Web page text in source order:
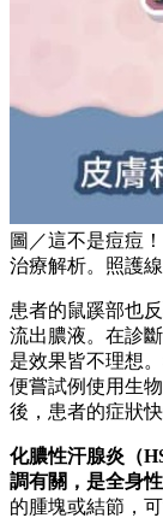
圖／這不是痘痘
治療解析。照護
患者的鼠蹊部也
流出膿液。在診
是效果皆不理想
便嘗試例使用生
後，患者的症狀
化膿性汗腺炎（
調有關，是全身性
的腫塊或結節，